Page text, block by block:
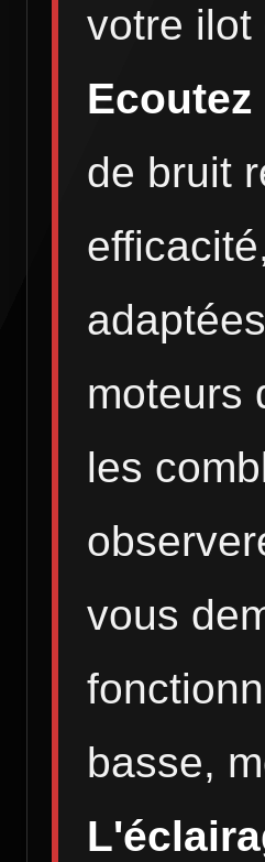
votre ilot
de bruit
moteurs
les
vous
basse,